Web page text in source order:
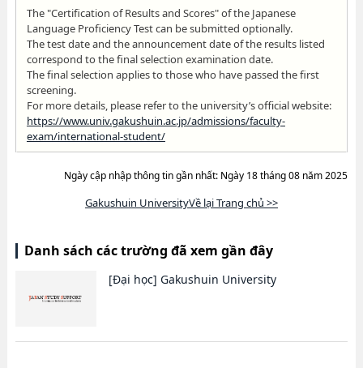
The "Certification of Results and Scores" of the Japanese
Language Proficiency Test can be submitted optionally.
The test date and the announcement date of the results listed
correspond to the final selection examination date.
The final selection applies to those who have passed the first
screening.
For more details, please refer to the university’s official website:
https://www.univ.gakushuin.ac.jp/admissions/faculty-
exam/international-student/
Ngày cập nhập thông tin gần nhất: Ngày 18 tháng 08 năm 2025
Gakushuin UniversityVề lại Trang chủ >>
Danh sách các trường đã xem gần đây
[Đại học] Gakushuin University